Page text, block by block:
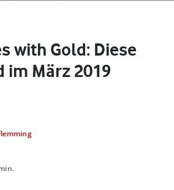
with Gold: Diese
im März 2019